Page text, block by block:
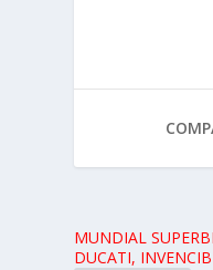
MUNDIAL
DUCATI,